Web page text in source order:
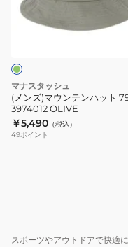
ン
ハ
ッ
ト
792-
3974012
マナスタッシュ
(メンズ)マウンテンハット
3974012 OLIVE
￥5,490 （税込）
49ポイント
ブ
ラ
スポーツやアウトドアで快適